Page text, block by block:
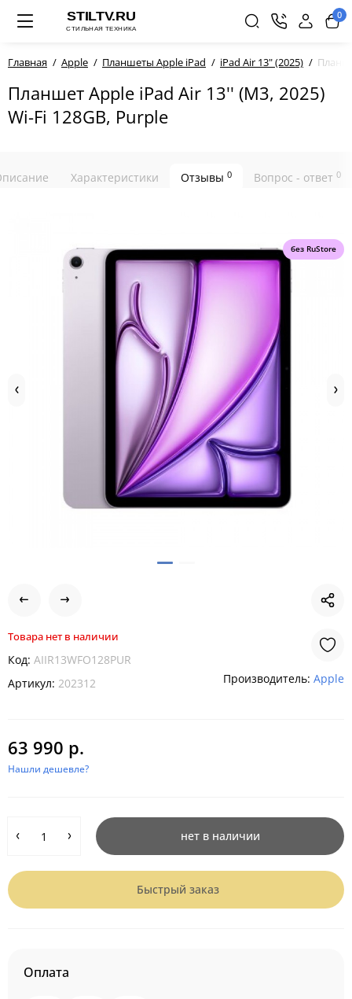
0
Главная Apple Планшеты Apple iPad iPad Air 13" (2025)
Планшет Apple iPad Air 13'' (M3, 2025)
Wi-Fi 128GB, Purple
Характеристики Отзывы 0 Вопрос - ответ 0
без RuStore
Товара нет в наличии
Код: AIIR13WFO128PUR
Артикул: 202312 Производитель: Apple
63 990 р.
Нашли дешевле?
нет в наличии
Быстрый заказ
Оплата